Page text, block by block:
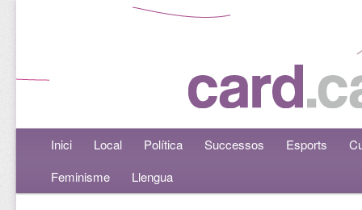
Menú principalAneu al contingut principal
Aneu al contingut secundari
Inici Local Política Successos Esports
Feminisme
Llengua